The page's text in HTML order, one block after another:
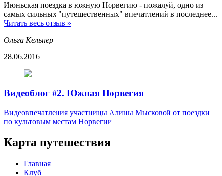
Июньская поездка в южную Норвегию - пожалуй, одно из
самых сильных "путешественных" впечатлений в последнее...
Читать весь отзыв »
Ольга Кельнер
28.06.2016
Видеоблог #2. Южная Норвегия
Видеовпечатления участницы Алины Мысковой от поездки
по культовым местам Норвегии
Карта путешествия
Главная
Клуб